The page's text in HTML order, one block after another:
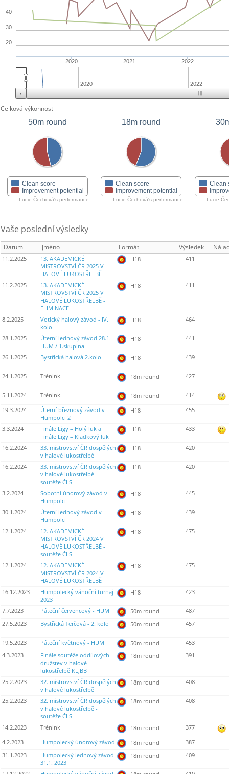
2020 2021 2022
20
30
40
2020 2022
Celková výkonnost
50m round
Clean score
Improvement potential
Lucie Čechová's performance
18m round
Clean score
Improvement potential
Lucie Čechová's performance
Clean
Lucie
Vaše poslední výsledky
Datum Jméno Formát Výsledek
11.2.2025
13. AKADEMICKÉ
MISTROVSTVÍ ČR 2025 V
HALOVÉ LUKOSTŘELBĚ
H18 411
11.2.2025
13. AKADEMICKÉ
MISTROVSTVÍ ČR 2025 V
HALOVÉ LUKOSTŘELBĚ -
ELIMINACE
H18 411
8.2.2025
Votický halový závod - IV.
kolo
H18 464
28.1.2025
Úterní lednový závod 28.1. -
HUM / 1.skupina
H18 441
26.1.2025 Bystřická halová 2.kolo H18 439
24.1.2025 Trénink 18m round 427
5.11.2024 Trénink 18m round 414
19.3.2024
Úterní březnový závod v
Humpolci 2
H18 455
3.3.2024
Finále Ligy – Holý luk a
Finále Ligy – Kladkový luk
H18 433
16.2.2024
33. mistrovství ČR dospělých
v halové lukostřelbě
H18 420
16.2.2024
33. mistrovství ČR dospělých
v halové lukostřelbě -
soutěže ČLS
H18 420
3.2.2024
Sobotní únorový závod v
Humpolci
H18 445
30.1.2024
Úterní lednový závod v
Humpolci
H18 439
12.1.2024
12. AKADEMICKÉ
MISTROVSTVÍ ČR 2024 V
HALOVÉ LUKOSTŘELBĚ -
soutěže ČLS
H18 475
12.1.2024
12. AKADEMICKÉ
MISTROVSTVÍ ČR 2024 V
HALOVÉ LUKOSTŘELBĚ
H18 475
16.12.2023
Humpolecký vánoční turnaj -
2023
H18 423
7.7.2023 Páteční červencový - HUM 50m round
487
27.5.2023
Bystřická Terčová - 2. kolo 50m round 457
19.5.2023 Páteční květnový - HUM 50m round
453
4.3.2023
Finále soutěže oddílových
družstev v halové
lukostřelbě KL,BB
18m round 391
25.2.2023
32. mistrovství ČR dospělých
v halové lukostřelbě
18m round 408
25.2.2023
32. mistrovství ČR dospělých
v halové lukostřelbě -
soutěže ČLS
18m round 408
14.2.2023 Trénink 18m round 377
4.2.2023 Humpolecký únorový závod 18m round
387
31.1.2023
Humpolecký lednový závod
31.1. 2023
18m round 409